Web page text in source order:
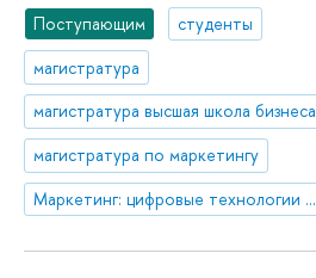
Поступающим
студенты
магистратура
магистратура высшая школа бизнеса
магистратура по маркетингу
Маркетинг: цифровые технологии и маркетинговые коммуникации